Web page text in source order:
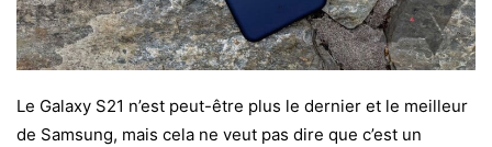
Le Galaxy S21 n’est peut-être plus le dernier et le meilleur
de Samsung, mais cela ne veut pas dire que c’est un